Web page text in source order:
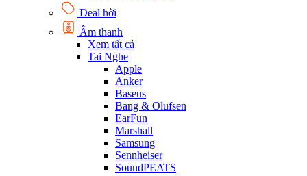
Deal hời
Âm thanh
Xem tất cả
Tai Nghe
Apple
Anker
Baseus
Bang & Olufsen
EarFun
Marshall
Samsung
Sennheiser
SoundPEATS